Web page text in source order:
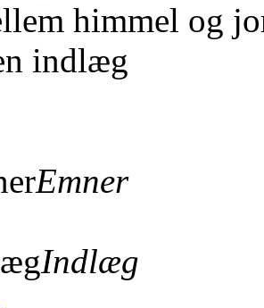
himmel og
indlæg
Emner
Indlæg